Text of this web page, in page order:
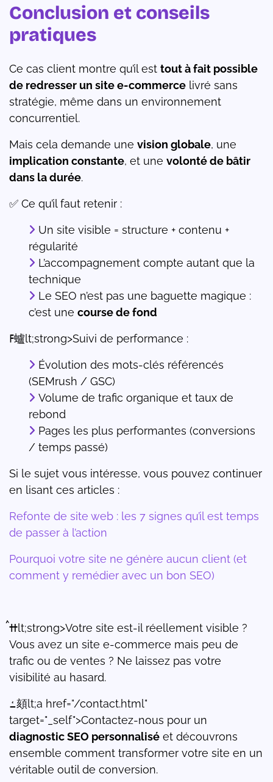
Conclusion et conseils
pratiques
Ce cas client montre qu’il est tout à fait possible
de redresser un site e-commerce livré sans
stratégie, même dans un environnement
concurrentiel.
Mais cela demande une vision globale, une
implication constante, et une volonté de bâtir
dans la durée.
✅ Ce qu’il faut retenir :
Un site visible = structure + contenu +
régularité
L’accompagnement compte autant que la
technique
Le SEO n’est pas une baguette magique :
c’est une course de fond
ߓ蠦lt;strong>Suivi de performance :
Évolution des mots-clés référencés
(SEMrush / GSC)
Volume de trafic organique et taux de
rebond
Pages les plus performantes (conversions
/ temps passé)
Si le sujet vous intéresse, vous pouvez continuer
en lisant ces articles :
Refonte de site web : les 7 signes qu’il est temps
de passer à l’action
Pourquoi votre site ne génère aucun client (et
comment y remédier avec un bon SEO)
ߚࠦlt;strong>Votre site est-il réellement visible ?
Vous avez un site e-commerce mais peu de
trafic ou de ventes ? Ne laissez pas votre
visibilité au hasard.
ߑ頦lt;a href="/contact.html"
target="_self">Contactez-nous pour un
diagnostic SEO personnalisé et découvrons
ensemble comment transformer votre site en un
véritable outil de conversion.